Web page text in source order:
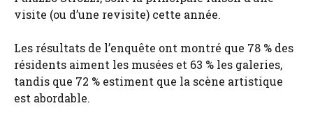
visite (ou d’une revisite) cette année.
Les résultats de l’enquête ont montré que 78 % des
résidents aiment les musées et 63 % les galeries,
tandis que 72 % estiment que la scène artistique
est abordable.